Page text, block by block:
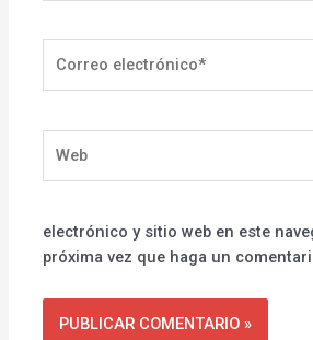
electrónico*
electrónico y sitio web en este
próxima vez que haga un